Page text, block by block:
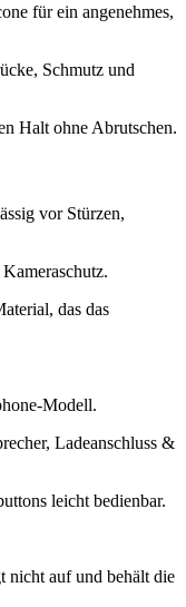
für ein angenehmes,
Schmutz und
Halt ohne Abrutschen.
vor Stürzen,
das das
Modell.
Ladeanschluss &
leicht bedienbar.
nicht auf und behält die